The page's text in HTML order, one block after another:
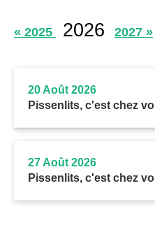
« 2025 2026 2027 »
20 Août 2026
Pissenlits, c'est chez
27 Août 2026
Pissenlits, c'est chez